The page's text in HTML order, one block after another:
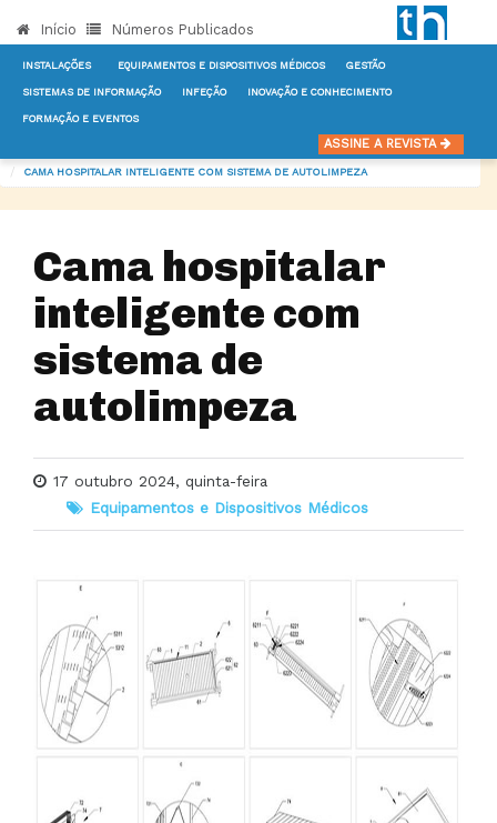
Início Números Publicados
INSTALAÇÕES EQUIPAMENTOS E DISPOSITIVOS MÉDICOS GESTÃO
SISTEMAS DE INFORMAÇÃO INFEÇÃO INOVAÇÃO E CONHECIMENTO
FORMAÇÃO E EVENTOS
ASSINE A REVISTA
EQUIPAMENTOS E DISPOSITIVOS MÉDICOS
CAMA HOSPITALAR INTELIGENTE COM SISTEMA DE AUTOLIMPEZA
Cama hospitalar
inteligente com
sistema de
autolimpeza
17 outubro 2024, quinta-feira
Equipamentos e Dispositivos Médicos